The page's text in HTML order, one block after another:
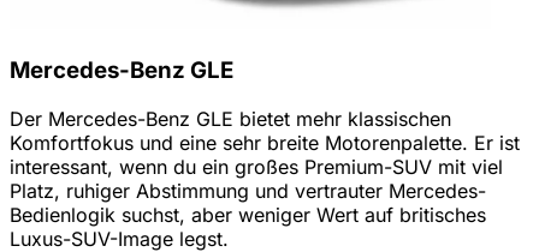
Mercedes-Benz GLE
Der Mercedes-Benz GLE bietet mehr klassischen
Komfortfokus und eine sehr breite Motorenpalette. Er ist
interessant, wenn du ein großes Premium-SUV mit viel
Platz, ruhiger Abstimmung und vertrauter Mercedes-
Bedienlogik suchst, aber weniger Wert auf britisches
Luxus-SUV-Image legst.